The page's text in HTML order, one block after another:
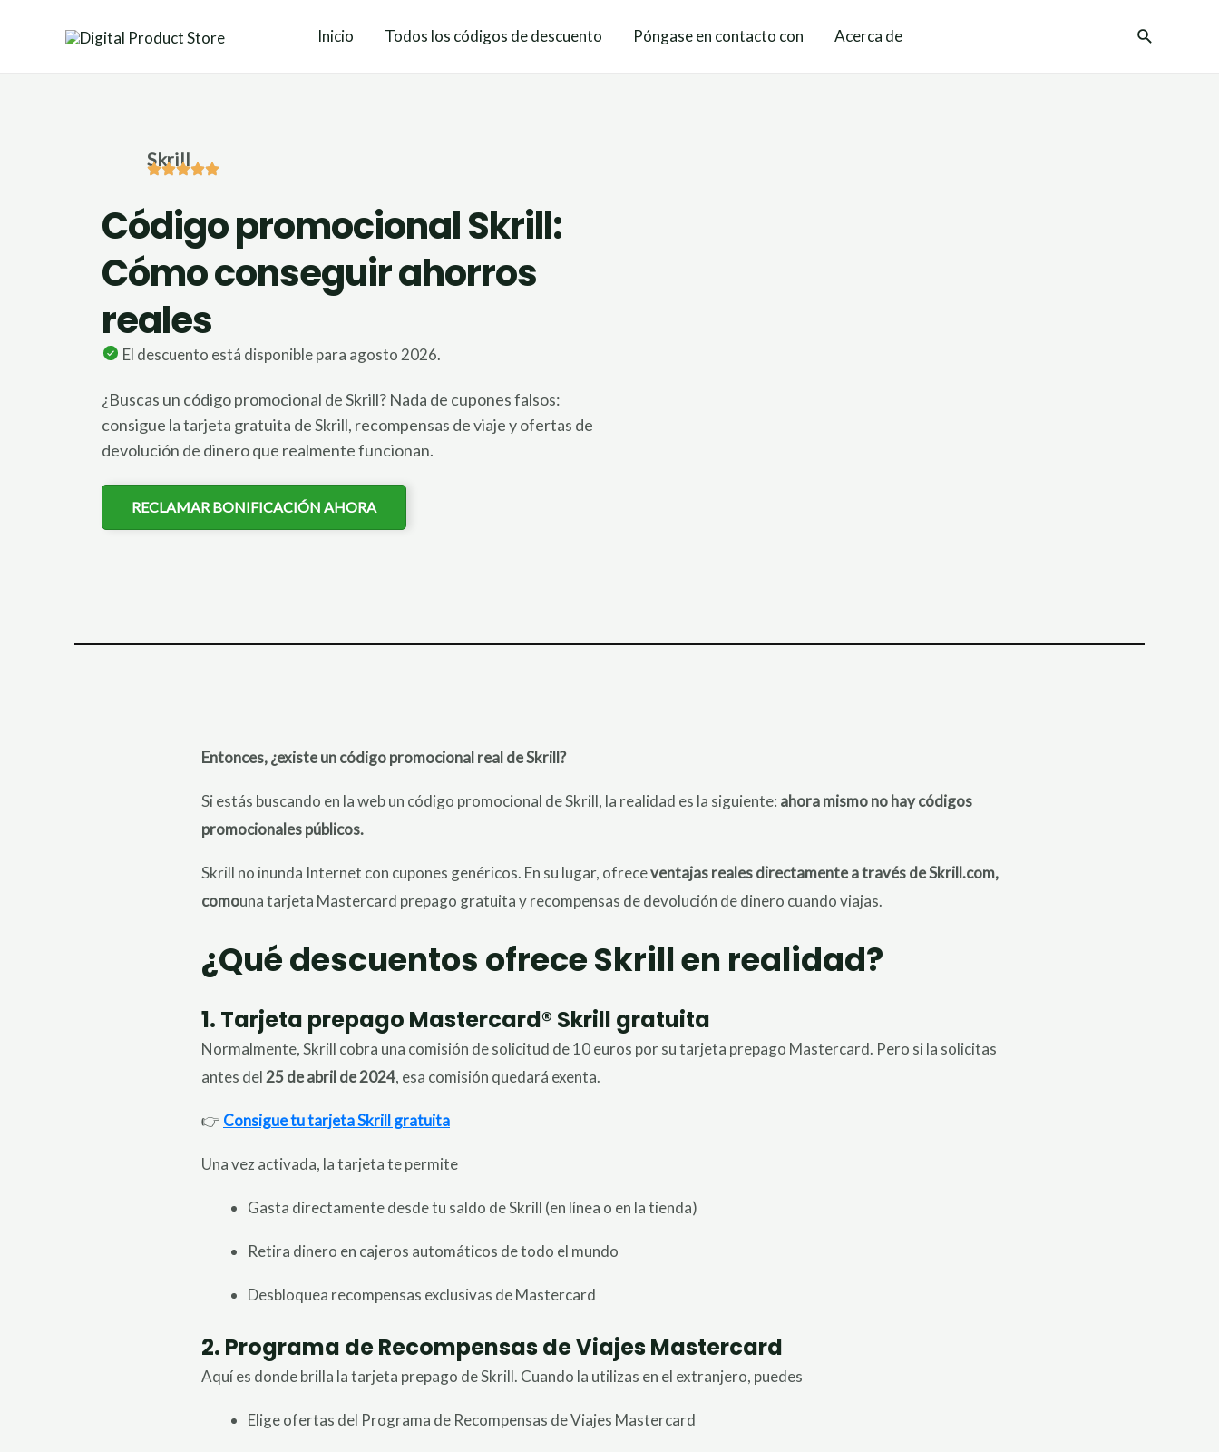
Inicio Todos los códigos de descuento Póngase en contacto con Acerca de
Skrill
Código promocional Skrill:
Cómo conseguir ahorros
reales
El descuento está disponible para agosto 2026.
¿Buscas un código promocional de Skrill? Nada de cupones falsos:
consigue la tarjeta gratuita de Skrill, recompensas de viaje y ofertas de
devolución de dinero que realmente funcionan.
RECLAMAR BONIFICACIÓN AHORA
Entonces, ¿existe un código promocional real de Skrill?
Si estás buscando en la web un código promocional de Skrill, la realidad es la siguiente: ahora mismo no hay códigos
promocionales públicos.
Skrill no inunda Internet con cupones genéricos. En su lugar, ofreceventajas reales directamente a través de Skrill.com,
comouna tarjeta Mastercard prepago gratuita y recompensas de devolución de dinero cuando viajas.
¿Qué descuentos ofrece Skrill en realidad?
1. Tarjeta prepago Mastercard® Skrill gratuita
Normalmente, Skrill cobra una comisión de solicitud de 10 euros por su tarjeta prepago Mastercard. Pero si la solicitas
antes del25 de abril de 2024, esa comisión quedará exenta.
👉 Consigue tu tarjeta Skrill gratuita
Una vez activada, la tarjeta te permite
Gasta directamente desde tu saldo de Skrill (en línea o en la tienda)
Retira dinero en cajeros automáticos de todo el mundo
Desbloquea recompensas exclusivas de Mastercard
2. Programa de Recompensas de Viajes Mastercard
Aquí es donde brilla la tarjeta prepago de Skrill. Cuando la utilizas en el extranjero, puedes
Elige ofertas del Programa de Recompensas de Viajes Mastercard